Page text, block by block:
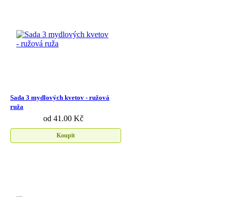
Sada 3 mydlových kvetov - ružová
ruža
od 41.00 Kč
Koupit